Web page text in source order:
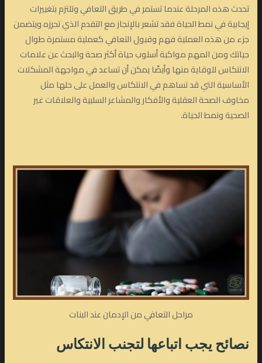
تحدث هذه المرحلة عندما تستمر في طريق التعافي وتلتزم بتغييرات
إيجابية في نمط الحياة فقد تشعر بالإنجاز مع التقدم الذي تحرزه ويتضمن
جزء من هذه العملية فهم وقبول التعافي كعملية مستمرة طوال
حياتك ومن المهم مواكبة أسلوب حياة أكثر صحة والبحث عن علامات
الانتكاس للوقاية منها وأيضًا يمكن أن تساعد في مواجهة المشكلات
الأساسية التي قد تساهم في الانتكاس والعمل على حلها مثل
مخاوف الصحة العقلية والأفكار والمشاعر السلبية والعلاقات غير
الصحية ونمط الحياة.
مراحل التعافي من الإدمان عند البنات
نصائح يجب اتباعها لتجنب الانتكاس